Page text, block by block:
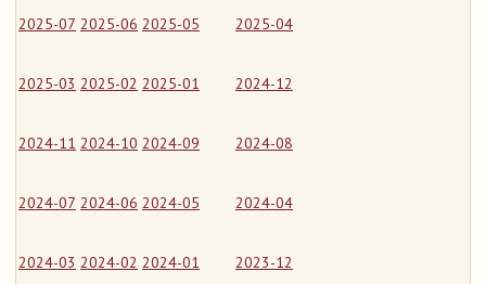
2025-07 2025-06 2025-05 2025-04
2025-03 2025-02 2025-01 2024-12
2024-11 2024-10 2024-09 2024-08
2024-07 2024-06 2024-05 2024-04
2024-03 2024-02 2024-01 2023-12